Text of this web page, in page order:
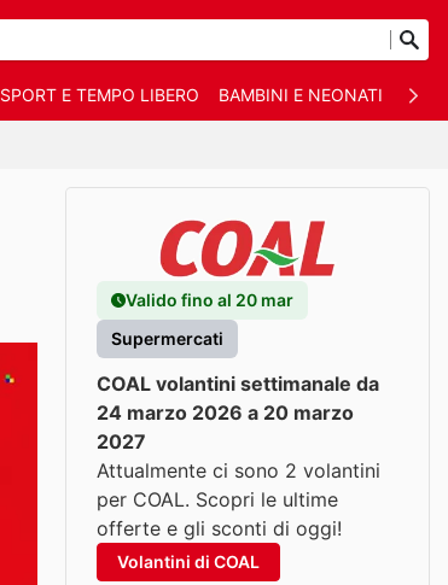
SPORT E TEMPO LIBERO BAMBINI E NEONATI
Valido fino al 20 mar
Supermercati
COAL volantini settimanale da
24 marzo 2026 a 20 marzo
2027
Attualmente ci sono 2 volantini
per COAL. Scopri le ultime
offerte e gli sconti di oggi!
Volantini di COAL